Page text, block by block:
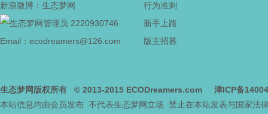
新浪微博：生态梦网
2220930746
Email：ecodreamers@126.com
行为准则
新手上路
版主招募
生态梦网版权所有 © 2013-2015 ECODreamers.com
津ICP备
本站信息均由会员发布 不代表生态梦网立场 禁止在本站发表与国家法